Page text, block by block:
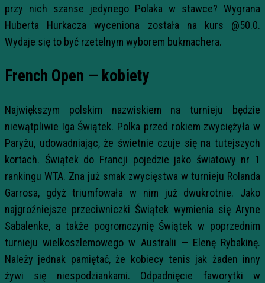
przy nich szanse jedynego Polaka w stawce? Wygrana
Huberta Hurkacza wyceniona została na kurs @50.0.
Wydaje się to być rzetelnym wyborem bukmachera.
French Open — kobiety
Największym polskim nazwiskiem na turnieju będzie
niewątpliwie Iga Świątek. Polka przed rokiem zwyciężyła w
Paryżu, udowadniając, że świetnie czuje się na tutejszych
kortach. Świątek do Francji pojedzie jako światowy nr 1
rankingu WTA. Zna już smak zwycięstwa w turnieju Rolanda
Garrosa, gdyż triumfowała w nim już dwukrotnie. Jako
najgroźniejsze przeciwniczki Świątek wymienia się Aryne
Sabalenke, a także pogromczynię Świątek w poprzednim
turnieju wielkoszlemowego w Australii — Elenę Rybakinę.
Należy jednak pamiętać, że kobiecy tenis jak żaden inny
żywi się niespodziankami. Odpadnięcie faworytki w